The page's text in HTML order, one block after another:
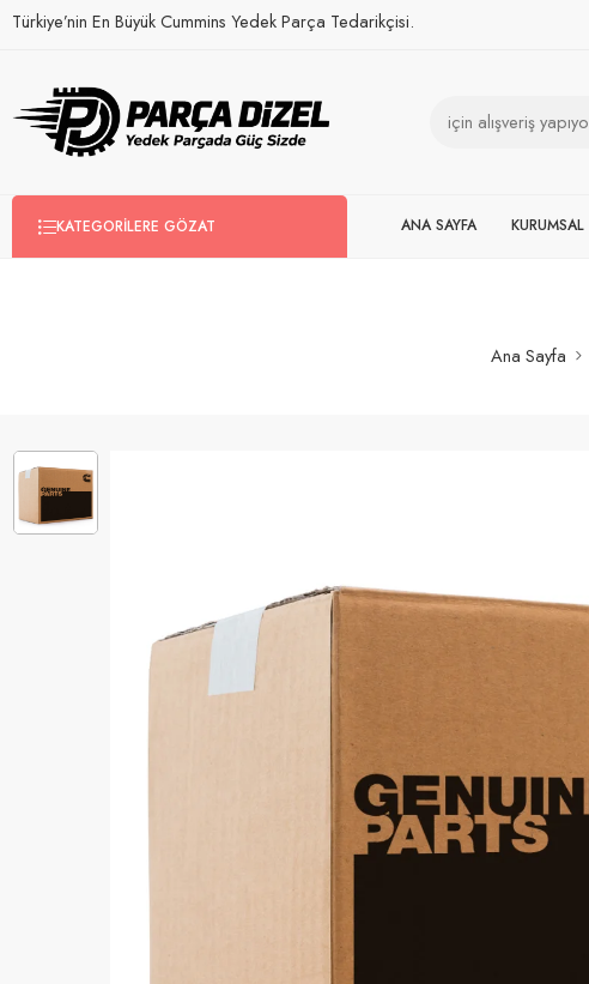
Türkiye’nin En Büyük Cummins Yedek Parça Tedarikçisi.
KATEGORILERE GÖZAT ANA SAYFA KURUMSAL
Ana Sayfa